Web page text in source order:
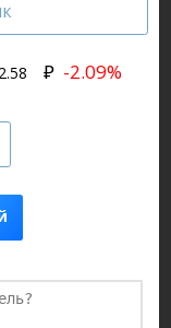
₽ -2.09%